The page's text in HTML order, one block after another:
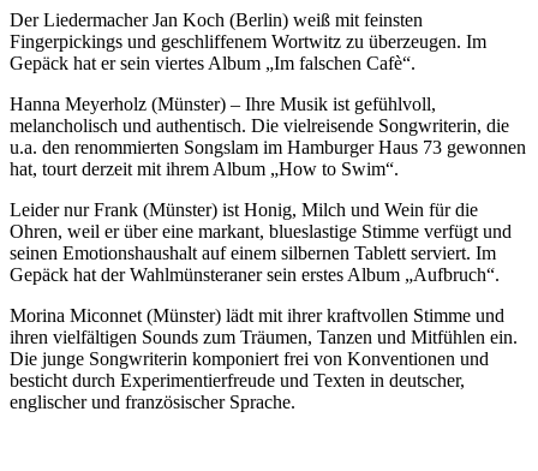
Der Liedermacher Jan Koch (Berlin) weiß mit feinsten
Fingerpickings und geschliffenem Wortwitz zu überzeugen. Im
Gepäck hat er sein viertes Album „Im falschen Cafè“.
Hanna Meyerholz (Münster) – Ihre Musik ist gefühlvoll,
melancholisch und authentisch. Die vielreisende Songwriterin, die
u.a. den renommierten Songslam im Hamburger Haus 73 gewonnen
hat, tourt derzeit mit ihrem Album „How to Swim“.
Leider nur Frank (Münster) ist Honig, Milch und Wein für die
Ohren, weil er über eine markant, blueslastige Stimme verfügt und
seinen Emotionshaushalt auf einem silbernen Tablett serviert. Im
Gepäck hat der Wahlmünsteraner sein erstes Album „Aufbruch“.
Morina Miconnet (Münster) lädt mit ihrer kraftvollen Stimme und
ihren vielfältigen Sounds zum Träumen, Tanzen und Mitfühlen ein.
Die junge Songwriterin komponiert frei von Konventionen und
besticht durch Experimentierfreude und Texten in deutscher,
englischer und französischer Sprache.